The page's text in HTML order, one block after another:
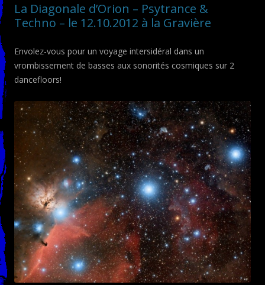
La Diagonale d’Orion – Psytrance &
Techno – le 12.10.2012 à la Gravière
Envolez-vous pour un voyage intersidéral dans un
vrombissement de basses aux sonorités cosmiques sur 2
dancefloors!